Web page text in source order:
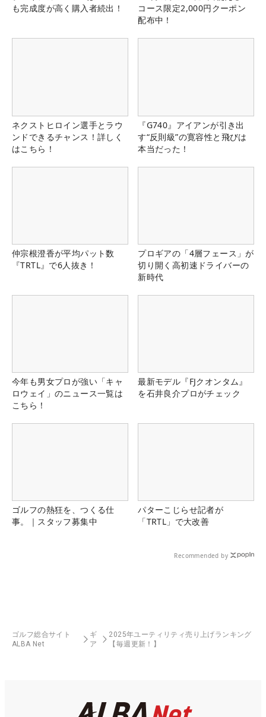
も完成度が高く購入者続出！
コース限定2,000円クーポン
配布中！
ネクストヒロイン選手とラウ
ンドできるチャンス！詳しく
はこちら！
『G740』アイアンが引き出
す“反則級”の寛容性と飛びは
本当だった！
仲宗根澄香が平均パット数
『TRTL』で6人抜き！
プロギアの「4層フェース」が
切り開く高初速ドライバーの
新時代
今年も男女プロが強い「キャ
ロウェイ」のニュース一覧は
こちら！
最新モデル『FJクオンタム』
を石井良介プロがチェック
ゴルフの熱狂を、つくる仕
事。｜スタッフ募集中
パターこじらせ記者が
「TRTL」で大改善
Recommended by
ゴルフ総合サイト
ALBA Net
ギ
ア
2025年ユーティリティ売り上げランキング
【毎週更新！】